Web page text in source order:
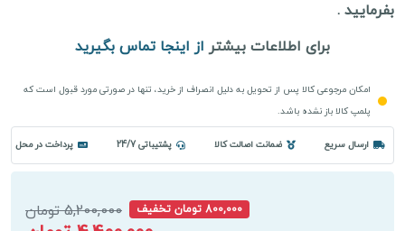
بفرمایید .
برای اطلاعات بیشتر از اینجا تماس بگیرید
امکان مرجوعی کالا پس از تحویل به دلیل انصراف از خرید، تنها در صورتی مورد قبول است که
پلمپ کالا باز نشده باشد.
ارسال سریع ضمانت اصالت کالا پشتیباتی 24/7 پرداخت در محل
800,000 تومان تخفیف 5,200,000 تومان